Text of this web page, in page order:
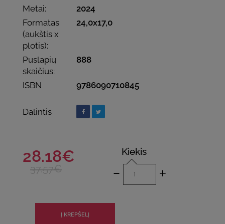
Metai:
2024
Formatas
(aukštis x
plotis):
24,0x17,0
Puslapių
skaičius:
888
ISBN 9786090710845
Dalintis
28.18€
37.57€
Kiekis
- +